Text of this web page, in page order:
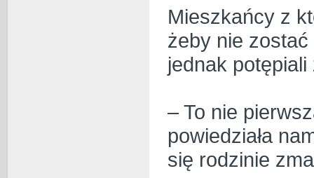
Mieszkańcy z
żeby nie
jednak potępiali
– To nie
powiedziała
się rodzinie